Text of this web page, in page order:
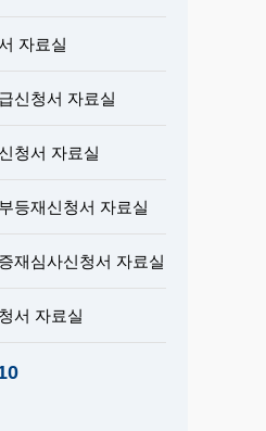
자료실
신청서 자료실
청서 자료실
등재신청서 자료실
재심사신청서 자료실
서 자료실